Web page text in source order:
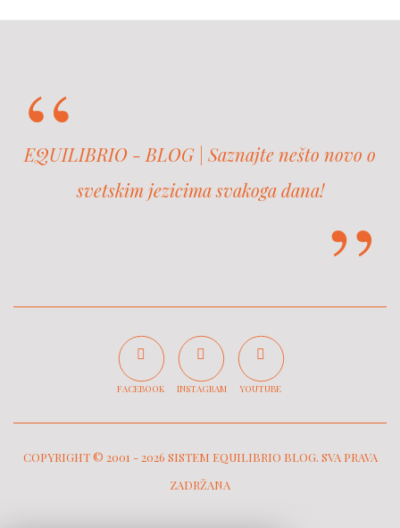
EQUILIBRIO - BLOG | Saznajte nešto novo o
svetskim jezicima svakoga dana!
FACEBOOK INSTAGRAM YOUTUBE
COPYRIGHT © 2001 -2026 SISTEM EQUILIBRIO BLOG. SVA PRAVA
ZADRŽANA